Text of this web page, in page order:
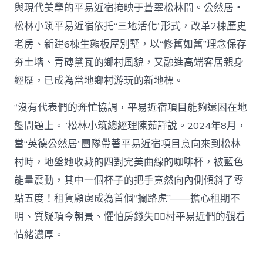
與現代美學的平易近宿掩映于蒼翠松林間。公然居・
松林小筑平易近宿依托“三地活化”形式，改革2棟歷史
老房、新建6棟生態板屋別墅，以“修舊如舊”理念保存
夯土墻、青磚黛瓦的鄉村風貌，又融進高端客居親身
經歷，已成為當地鄉村游玩的新地標。
“沒有代表們的奔忙協調，平易近宿項目能夠還困在地
盤問題上。”松林小筑總經理陳茹靜說。2024年8月，
當“英德公然居”團隊帶著平易近宿項目意向來到松林
村時，地盤她收藏的四對完美曲線的咖啡杯，被藍色
能量震動，其中一個杯子的把手竟然向內側傾斜了零
點五度！租賃顧慮成為首個“攔路虎”——擔心租期不
明、質疑項今朝景、懼怕房錢失，村平易近們的觀看
情緒濃厚。